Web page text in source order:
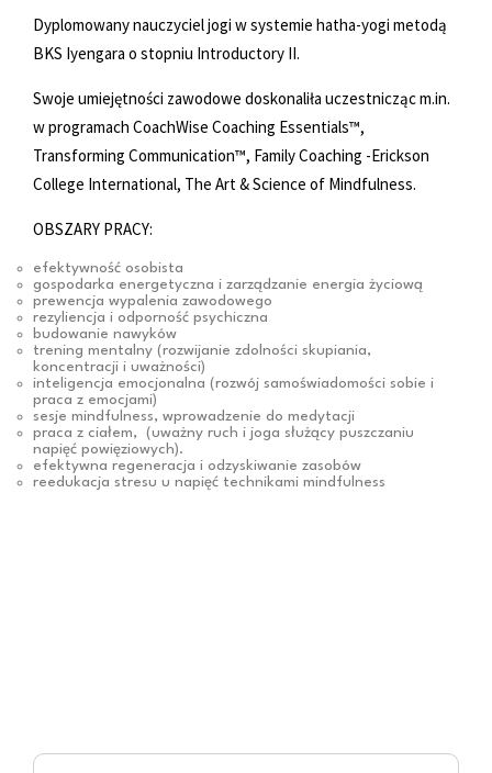
Dyplomowany nauczyciel jogi w systemie hatha-yogi metodą
BKS Iyengara o stopniu Introductory II.
Swoje umiejętności zawodowe doskonaliła uczestnicząc m.in.
w programach CoachWise Coaching Essentials™,
Transforming Communication™, Family Coaching -Erickson
College International, The Art & Science of Mindfulness.
OBSZARY PRACY:
efektywność osobista
gospodarka energetyczna i zarządzanie energia życiową
prewencja wypalenia zawodowego
rezyliencja i odporność psychiczna
budowanie nawyków
trening mentalny (rozwijanie zdolności skupiania,
koncentracji i uważności)
inteligencja emocjonalna (rozwój samoświadomości sobie i
praca z emocjami)
sesje mindfulness, wprowadzenie do medytacji
praca z ciałem, (uważny ruch i joga służący puszczaniu
napięć powięziowych).
efektywna regeneracja i odzyskiwanie zasobów
reedukacja stresu u napięć technikami mindfulness